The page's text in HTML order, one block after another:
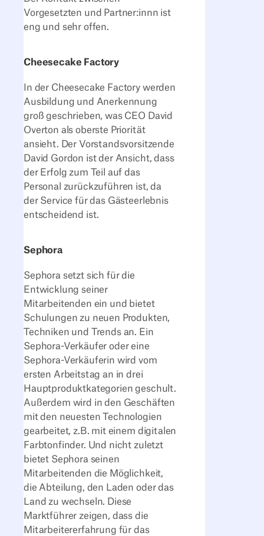
Vorgesetzten und Partner:innn ist
eng und sehr offen.
Cheesecake Factory
In der Cheesecake Factory werden
Ausbildung und Anerkennung
groß geschrieben, was CEO David
Overton als oberste Priorität
ansieht. Der Vorstandsvorsitzende
David Gordon ist der Ansicht, dass
der Erfolg zum Teil auf das
Personal zurückzuführen ist, da
der Service für das Gästeerlebnis
entscheidend ist.
Sephora
Sephora setzt sich für die
Entwicklung seiner
Mitarbeitenden ein und bietet
Schulungen zu neuen Produkten,
Techniken und Trends an. Ein
Sephora-Verkäufer oder eine
Sephora-Verkäuferin wird vom
ersten Arbeitstag an in drei
Hauptproduktkategorien geschult.
Außerdem wird in den Geschäften
mit den neuesten Technologien
gearbeitet, z.B. mit einem digitalen
Farbtonfinder. Und nicht zuletzt
bietet Sephora seinen
Mitarbeitenden die Möglichkeit,
die Abteilung, den Laden oder das
Land zu wechseln. Diese
Marktführer zeigen, dass die
Mitarbeitererfahrung für das